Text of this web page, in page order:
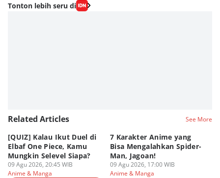
Tonton lebih seru di
Related Articles See More
[QUIZ] Kalau Ikut Duel di
Elbaf One Piece, Kamu
Mungkin Selevel Siapa?
09 Agu 2026, 20:45 WIB
Anime & Manga
7 Karakter Anime yang
Bisa Mengalahkan Spider-
Man, Jagoan!
09 Agu 2026, 17:00 WIB
Anime & Manga